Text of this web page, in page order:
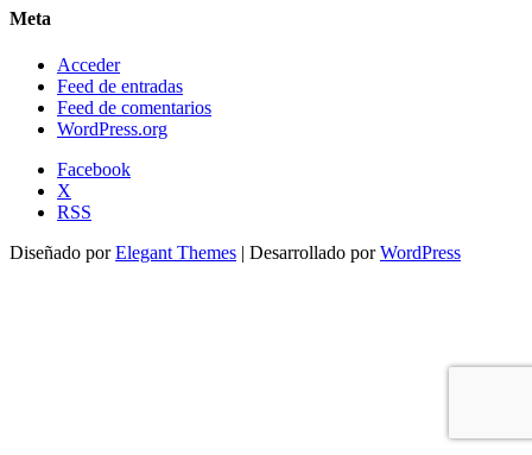
Meta
Acceder
Feed de entradas
Feed de comentarios
WordPress.org
Facebook
X
RSS
Diseñado porElegant Themes | Desarrollado porWordPress